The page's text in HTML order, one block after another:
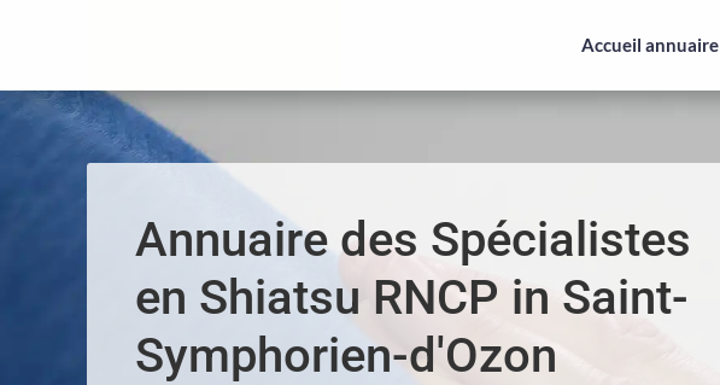
Accueil annuaire
Annuaire des Spécialistes
en Shiatsu RNCP in Saint-
Symphorien-d'Ozon